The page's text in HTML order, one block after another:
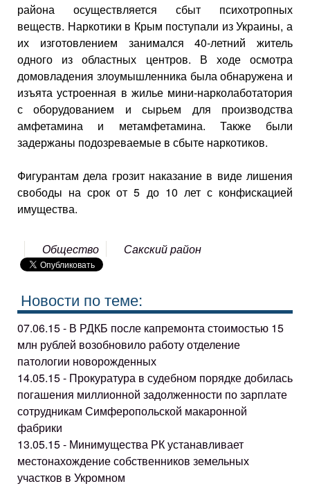
района осуществляется сбыт психотропных
веществ. Наркотики в Крым поступали из Украины, а
их изготовлением занимался 40-летний житель
одного из областных центров. В ходе осмотра
домовладения злоумышленника была обнаружена и
изъята устроенная в жилье мини-нарколаботатория
с оборудованием и сырьем для производства
амфетамина и метамфетамина. Также были
задержаны подозреваемые в сбыте наркотиков.
Фигурантам дела грозит наказание в виде лишения
свободы на срок от 5 до 10 лет с конфискацией
имущества.
Общество Сакский район
Новости по теме:
07.06.15 - В РДКБ после капремонта стоимостью 15
млн рублей возобновило работу отделение
патологии новорожденных
14.05.15 - Прокуратура в судебном порядке добилась
погашения миллионной задолженности по зарплате
сотрудникам Симферопольской макаронной
фабрики
13.05.15 - Минимущества РК устанавливает
местонахождение собственников земельных
участков в Укромном